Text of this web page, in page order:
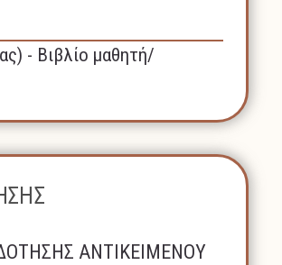
- Βιβλίο μαθητή/
ΑΝΤΙΚΕΙΜΕΝΟΥ